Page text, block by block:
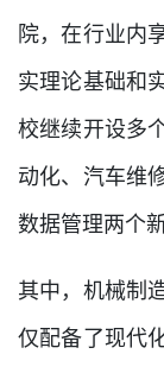
院，在行业内
实理论基础和
校继续开设多
动化、汽车维
数据管理两个
其中，机械制
仅配备了现代